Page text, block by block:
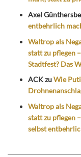
Axel
entbehrlich
Waltrop als
statt zu pflegen
Stadtfest? Das
ACKzuWie
Waltrop als
statt zu pflegen
selbst